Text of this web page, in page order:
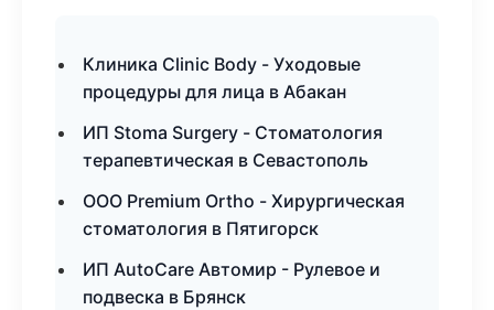
Клиника Clinic Body - Уходовые
процедуры для лица в Абакан
ИП Stoma Surgery - Стоматология
терапевтическая в Севастополь
ООО Premium Ortho - Хирургическая
стоматология в Пятигорск
ИП AutoCare Автомир - Рулевое и
подвеска в Брянск